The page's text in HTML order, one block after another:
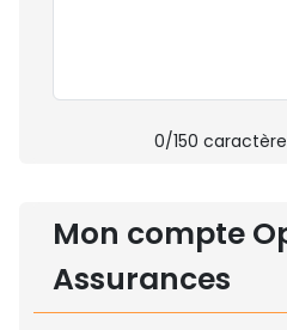
0/150
Mon compte
Assurances